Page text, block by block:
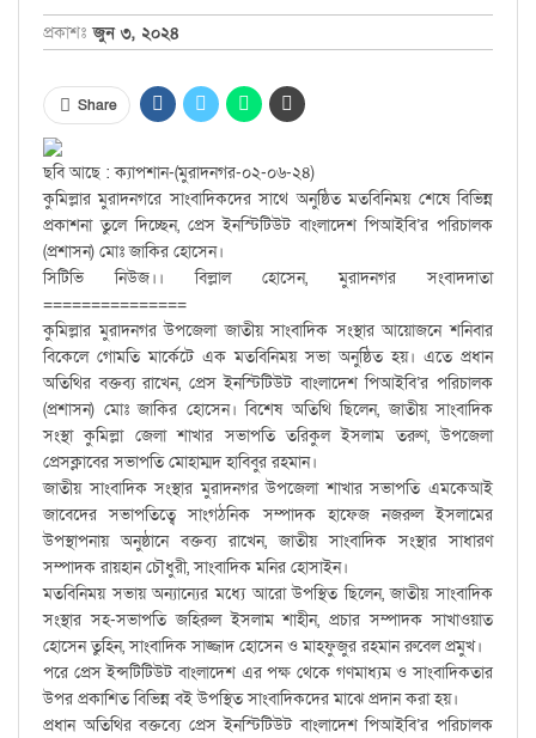
প্রকাশঃ জুন ৩, ২০২৪
Share
ছবি আছে : ক্যাপশান-(মুরাদনগর-০২-০৬-২৪)
কুমিল্লার মুরাদনগরে সাংবাদিকদের সাথে অনুষ্ঠিত মতবিনিময় শেষে বিভিন্ন
প্রকাশনা তুলে দিচ্ছেন, প্রেস ইনস্টিটিউট বাংলাদেশ পিআইবি’র পরিচালক
(প্রশাসন) মোঃ জাকির হোসেন।
সিটিভি নিউজ।। বিল্লাল হোসেন, মুরাদনগর সংবাদদাতা
===============
কুমিল্লার মুরাদনগর উপজেলা জাতীয় সাংবাদিক সংস্থার আয়োজনে শনিবার
বিকেলে গোমতি মার্কেটে এক মতবিনিময় সভা অনুষ্ঠিত হয়। এতে প্রধান
অতিথির বক্তব্য রাখেন, প্রেস ইনস্টিটিউট বাংলাদেশ পিআইবি’র পরিচালক
(প্রশাসন) মোঃ জাকির হোসেন। বিশেষ অতিথি ছিলেন, জাতীয় সাংবাদিক
সংস্থা কুমিল্লা জেলা শাখার সভাপতি তরিকুল ইসলাম তরুণ, উপজেলা
প্রেসক্লাবের সভাপতি মোহাম্মদ হাবিবুর রহমান।
জাতীয় সাংবাদিক সংস্থার মুরাদনগর উপজেলা শাখার সভাপতি এমকেআই
জাবেদের সভাপতিত্বে সাংগঠনিক সম্পাদক হাফেজ নজরুল ইসলামের
উপস্থাপনায় অনুষ্ঠানে বক্তব্য রাখেন, জাতীয় সাংবাদিক সংস্থার সাধারণ
সম্পাদক রায়হান চৌধুরী, সাংবাদিক মনির হোসাইন।
মতবিনিময় সভায় অন্যান্যের মধ্যে আরো উপস্থিত ছিলেন, জাতীয় সাংবাদিক
সংস্থার সহ-সভাপতি জহিরুল ইসলাম শাহীন, প্রচার সম্পাদক সাখাওয়াত
হোসেন তুহিন, সাংবাদিক সাজ্জাদ হোসেন ও মাহফুজুর রহমান রুবেল প্রমুখ।
পরে প্রেস ইন্সটিটিউট বাংলাদেশ এর পক্ষ থেকে গণমাধ্যম ও সাংবাদিকতার
উপর প্রকাশিত বিভিন্ন বই উপস্থিত সাংবাদিকদের মাঝে প্রদান করা হয়।
প্রধান অতিথির বক্তব্যে প্রেস ইনস্টিটিউট বাংলাদেশ পিআইবি’র পরিচালক